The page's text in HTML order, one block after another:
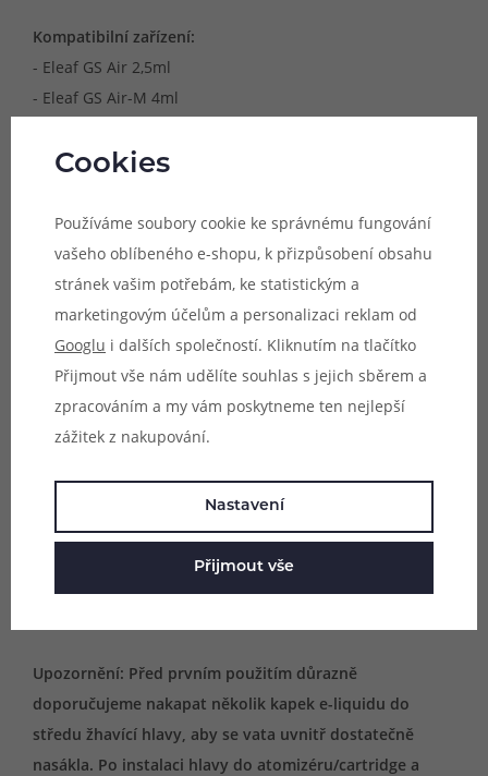
Kompatibilní zařízení:
- Eleaf GS Air 2,5ml
- Eleaf GS Air-M 4ml
- Eleaf GS Air 2 (2ml)
- Eleaf iJust Start a Start Plus
- Eleaf Mini iStick 2 Kit s GS Air 4
- Eleaf GS Air 4
- Eleaf iStick Trim Kit
- Eleaf GSTurbo
Vhodné pro:
Obsah balení:
1x žhavící hlava Eleaf GS Air (dle výběru)
Upozornění: Před prvním použitím důrazně
doporučujeme nakapat několik kapek e-liquidu do
středu žhavící hlavy, aby se vata uvnitř dostatečně
nasákla. Po instalaci hlavy do atomizéru/cartridge a
Cookies
Používáme soubory cookie ke správnému fungování
vašeho oblíbeného e-shopu, k přizpůsobení obsahu
stránek vašim potřebám, ke statistickým a
marketingovým účelům a personalizaci reklam od
Googlu i dalších společností. Kliknutím na tlačítko
Přijmout vše nám udělíte souhlas s jejich sběrem a
zpracováním a my vám poskytneme ten nejlepší
zážitek z nakupování.
Nastavení
Přijmout vše